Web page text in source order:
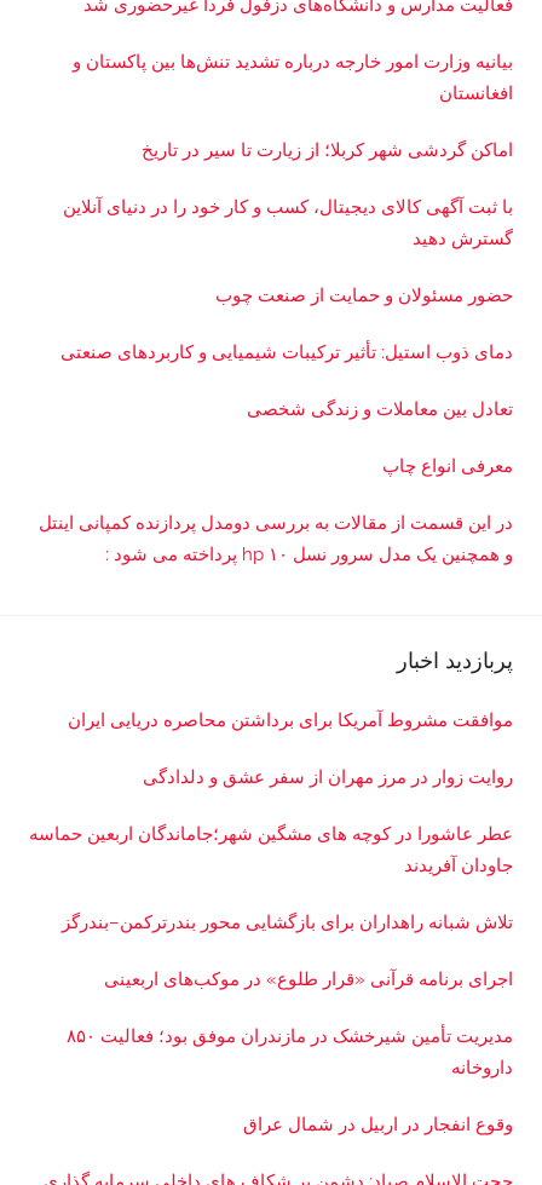
فعالیت مدارس و دانشگاه‌های دزفول فردا غیرحضوری شد
بیانیه وزارت امور خارجه درباره تشدید تنش‌ها بین پاکستان و
افغانستان
اماکن گردشی شهر کربلا؛ از زیارت تا سیر در تاریخ
با ثبت آگهی کالای دیجیتال، کسب و کار خود را در دنیای آنلاین
گسترش دهید
حضور مسئولان و حمایت از صنعت چوب
دمای ذوب استیل: تأثیر ترکیبات شیمیایی و کاربردهای صنعتی
تعادل بین معاملات و زندگی شخصی
معرفی انواع چاپ
در این قسمت از مقالات به بررسی دو‌مدل پردازنده کمپانی اینتل
و همچنین یک مدل سرور نسل ۱۰ hp پرداخته می شود :
پربازدید اخبار
موافقت مشروط آمریکا برای برداشتن محاصره دریایی ایران
روایت زوار در مرز مهران از سفر عشق و دلدادگی
عطر عاشورا در کوچه های مشگین شهر؛جاماندگان اربعین حماسه
جاودان آفریدند
تلاش شبانه راهداران برای بازگشایی محور بندرترکمن–بندرگز
اجرای برنامه قرآنی «قرار طلوع» در موکب‌های اربعینی
مدیریت تأمین شیرخشک در مازندران موفق بود؛ فعالیت ۸۵۰
داروخانه
وقوع انفجار در اربیل در شمال عراق